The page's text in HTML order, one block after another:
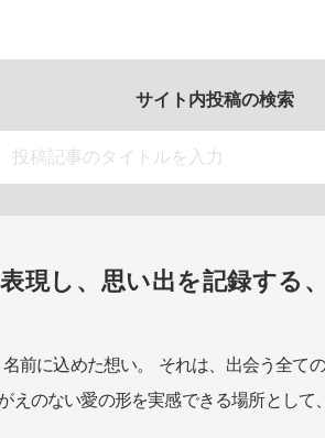
サイト内投稿の検索
現し、思い出を記録する
前に込めた想い。
それは、出会う全て
えのない愛の形を実感できる場所として、